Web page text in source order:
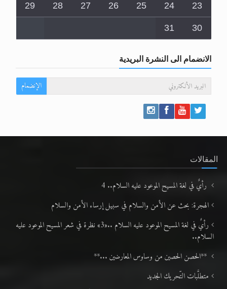
23
24
25
26
27
28
29
30
31
الانضمام الى النشرة البريدية
الإنضمام
المقالات
رأيٌ في لغة المسيح الموعود عليه السلام.. 4
الهجرة: بحث عن الأمن والسلام في سبيل إرساء الأمن والسلام
رأيٌ في لغة المسيح الموعود عليه السلام ..«3» نظرة في شعر المسيح الموعود عليه
السلام..
**الحصن الحصين من وساوس المعارضين ...**
متطلَّبات التّحريك الجديد